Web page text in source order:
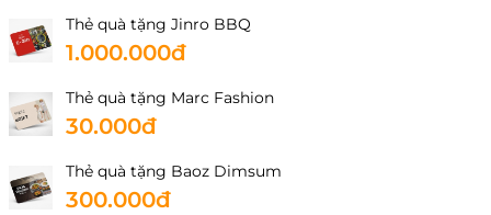
Thẻ quà tặng Jinro BBQ
1.000.000đ
Thẻ quà tặng Marc Fashion
30.000đ
Thẻ quà tặng Baoz Dimsum
300.000đ